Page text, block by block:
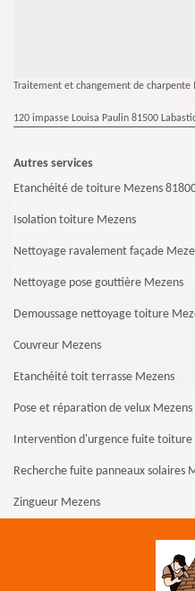
Traitement et changement de charpente
120 impasse Louisa Paulin 81500
Autres services
Etanchéité de toiture Mezens
Isolation toiture Mezens
Nettoyage ravalement façade
Nettoyage pose gouttière Mezens
Demoussage nettoyage toiture
Couvreur Mezens
Etanchéité toit terrasse Mezens
Pose et réparation de velux Mezens
Intervention d'urgence fuite toiture
Recherche fuite panneaux solaires
Zingueur Mezens